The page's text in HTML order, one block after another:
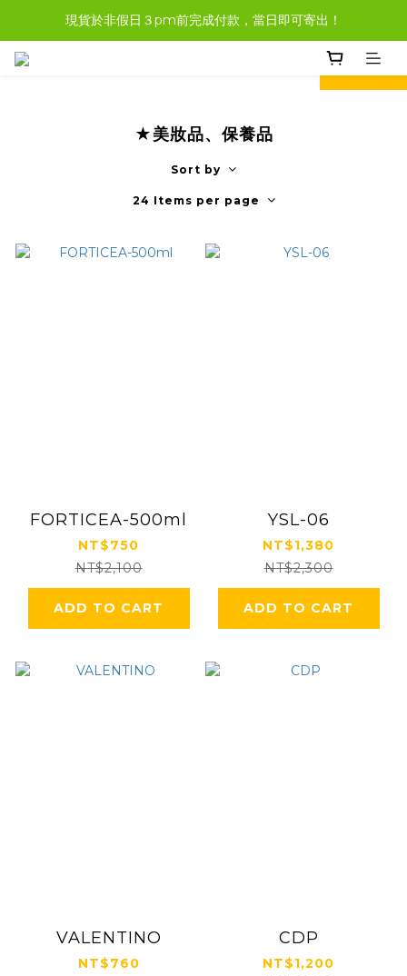
現貨商品，大多都可任選３樣免運哦。
現貨於非假日３pm前完成付款，當日即可寄出！
prev next
★美妝品、保養品
Sort by
24 Items per page
FORTICEA-500ml
NT$750
NT$2,100
ADD TO CART
YSL-06
NT$1,380
NT$2,300
ADD TO CART
VALENTINO
NT$760
CDP
NT$1,200